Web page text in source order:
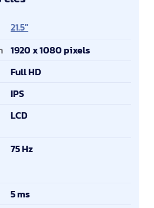
21.5"
1920 x 1080 pixels
Full HD
IPS
LCD
75 Hz
5 ms